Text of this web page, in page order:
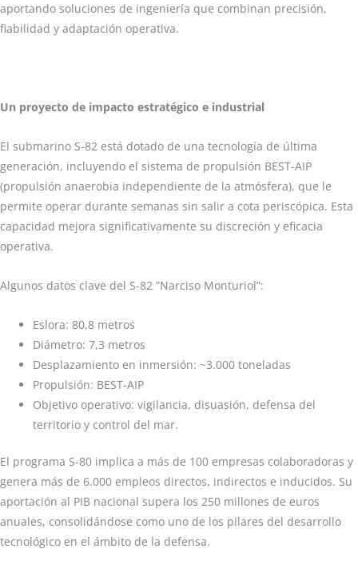
aportando soluciones de ingeniería que combinan precisión,
fiabilidad y adaptación operativa.
Un proyecto de impacto estratégico e industrial
El submarino S-82 está dotado de una tecnología de última
generación, incluyendo el sistema de propulsión BEST-AIP
(propulsión anaerobia independiente de la atmósfera), que le
permite operar durante semanas sin salir a cota periscópica. Esta
capacidad mejora significativamente su discreción y eficacia
operativa.
Algunos datos clave del S-82 “Narciso Monturiol”:
Eslora: 80,8 metros
Diámetro: 7,3 metros
Desplazamiento en inmersión: ~3.000 toneladas
Propulsión: BEST-AIP
Objetivo operativo: vigilancia, disuasión, defensa del
territorio y control del mar.
El programa S-80 implica a más de 100 empresas colaboradoras y
genera más de 6.000 empleos directos, indirectos e inducidos. Su
aportación al PIB nacional supera los 250 millones de euros
anuales, consolidándose como uno de los pilares del desarrollo
tecnológico en el ámbito de la defensa.